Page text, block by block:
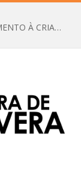
CHAMAMENTO PÚBLICO Nº 01/2026 – FOMENTO À CRIAÇÃO E A CIRCULAÇÃO DE PRODUÇÕES CULTURAIS – Aldir Blanc